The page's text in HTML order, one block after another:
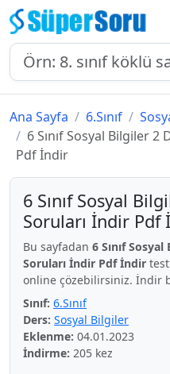
Ana Sayfa 6.Sınıf
6 Sınıf Sosyal Bilgiler 2
Pdf İndir
6 Sınıf Sosyal
Soruları İndir Pdf
Bu sayfadan 6 Sınıf
Soruları İndir Pdf İndir
online çözebilirsiniz. İndir
Sınıf: 6.Sınıf
Ders: Sosyal Bilgiler
Eklenme: 04.01.2023
İndirme: 205 kez